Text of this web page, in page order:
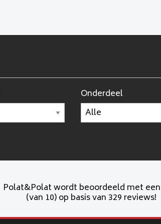
Onderdeel
Polat&Polat wordt beoordeeld met een
(van 10) op basis van 329 reviews!